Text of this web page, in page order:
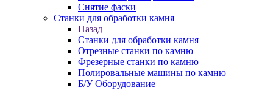
Снятие фаски
Станки для обработки камня
Назад
Станки для обработки камня
Отрезные станки по камню
Фрезерные станки по камню
Полировальные машины по камню
Б/У Оборудование